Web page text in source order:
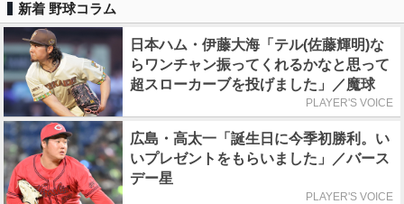
新着 野球コラム
日本ハム・伊藤大海「テル(佐藤輝明)な
らワンチャン振ってくれるかなと思って
超スローカーブを投げました」／魔球
PLAYER'S VOICE
広島・高太一「誕生日に今季初勝利。い
いプレゼントをもらいました」／バース
デー星
PLAYER'S VOICE